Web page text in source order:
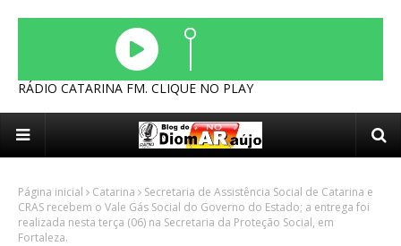
RÁDIO CATARINA FM. CLIQUE NO PLAY
Página inicial Catarina
Secretaria de Assistência Social de Catarina e
CRAS recebem o Vale Gás Social do Governo do Estado; a entrega foi
realizada nesta terça (06) na Secretaria da Proteção Social, em
Fortaleza.